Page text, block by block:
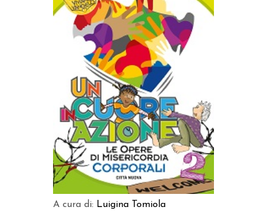
AGGIUNGI AL CARRELLO
A cura di: Luigina Tomiola